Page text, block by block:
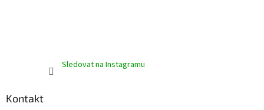
Sledovat na Instagramu
Kontakt